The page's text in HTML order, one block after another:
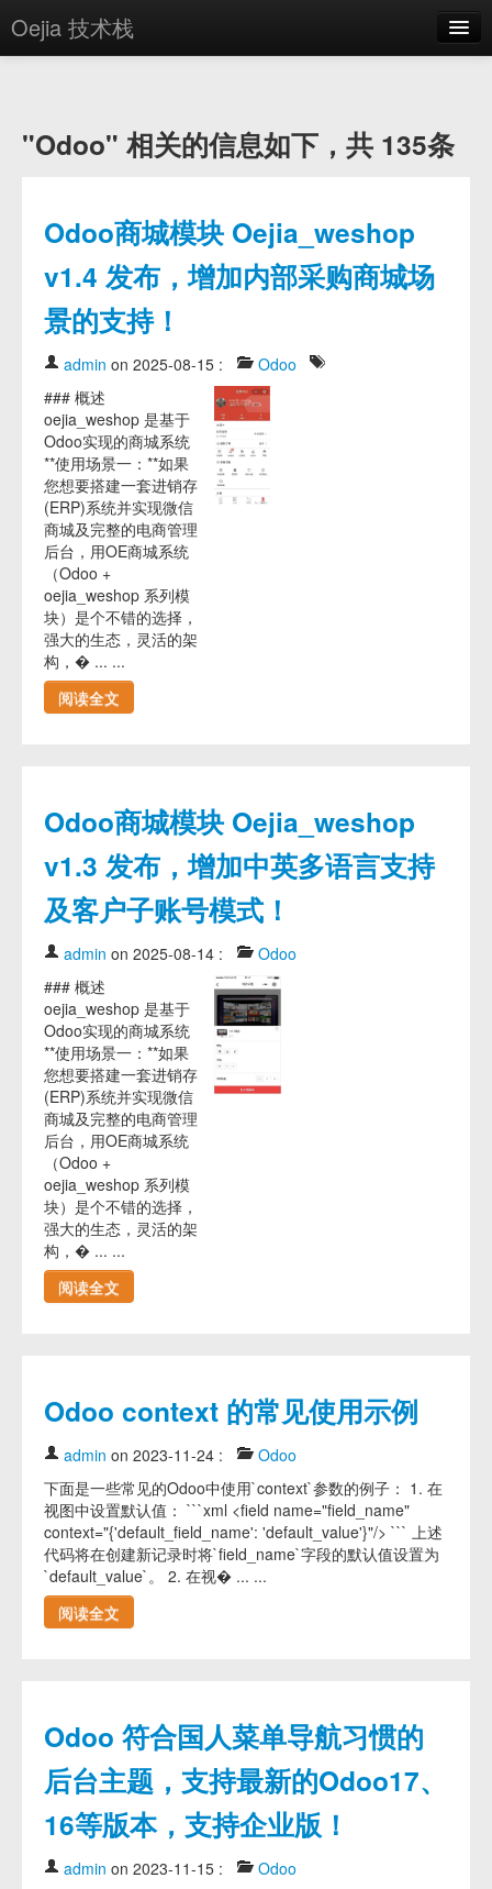
Oejia 技术栈
方案
分享
关于
编辑器
登录
"Odoo" 相关的信息如下，共 135条
Odoo商城模块 Oejia_weshop
v1.4 发布，增加内部采购商城场
景的支持！
admin on 2025-08-15 :
Odoo
### 概述
oejia_weshop 是基于
Odoo实现的商城系统
**使用场景一：**如果
您想要搭建一套进销存
(ERP)系统并实现微信
商城及完整的电商管理
后台，用OE商城系统
（Odoo +
oejia_weshop 系列模
块）是个不错的选择，
强大的生态，灵活的架
构，� ... ...
阅读全文
Odoo商城模块 Oejia_weshop
v1.3 发布，增加中英多语言支持
及客户子账号模式！
admin on 2025-08-14 :
Odoo
### 概述
oejia_weshop 是基于
Odoo实现的商城系统
**使用场景一：**如果
您想要搭建一套进销存
(ERP)系统并实现微信
商城及完整的电商管理
后台，用OE商城系统
（Odoo +
oejia_weshop 系列模
块）是个不错的选择，
强大的生态，灵活的架
构，� ... ...
阅读全文
Odoo context 的常见使用示例
admin on 2023-11-24 :
Odoo
下面是一些常见的Odoo中使用`context`参数的例子： 1. 在
视图中设置默认值： ```xml <field name="field_name"
context="{'default_field_name': 'default_value'}"/> ``` 上述
代码将在创建新记录时将`field_name`字段的默认值设置为
`default_value`。 2. 在视� ... ...
阅读全文
Odoo 符合国人菜单导航习惯的
后台主题，支持最新的Odoo17、
16等版本，支持企业版！
admin on 2023-11-15 :
Odoo